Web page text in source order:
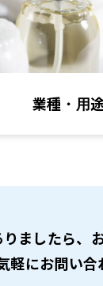
業種・用
ましたら、
軽にお問い合